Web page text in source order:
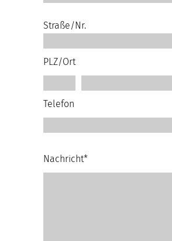
Straße/Nr.
PLZ/Ort
Telefon
Nachricht*